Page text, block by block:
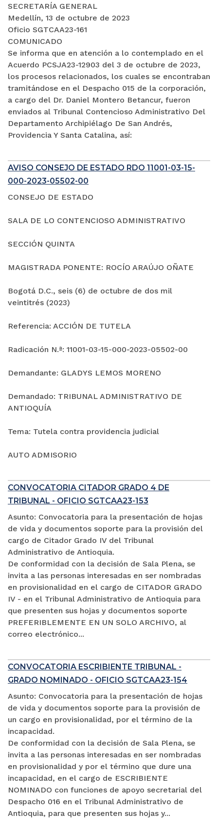
SECRETARÍA GENERAL
Medellín, 13 de octubre de 2023
Oficio SGTCAA23-161
COMUNICADO
Se informa que en atención a lo contemplado en el
Acuerdo PCSJA23-12903 del 3 de octubre de 2023,
los procesos relacionados, los cuales se encontraban
tramitándose en el Despacho 015 de la corporación,
a cargo del Dr. Daniel Montero Betancur, fueron
enviados al Tribunal Contencioso Administrativo Del
Departamento Archipiélago De San Andrés,
Providencia Y Santa Catalina, así:
AVISO CONSEJO DE ESTADO RDO 11001-03-15-
000-2023-05502-00
CONSEJO DE ESTADO
SALA DE LO CONTENCIOSO ADMINISTRATIVO
SECCIÓN QUINTA
MAGISTRADA PONENTE: ROCÍO ARAÚJO OÑATE
Bogotá D.C., seis (6) de octubre de dos mil
veintitrés (2023)
Referencia: ACCIÓN DE TUTELA
Radicación N.ª: 11001-03-15-000-2023-05502-00
Demandante: GLADYS LEMOS MORENO
Demandado: TRIBUNAL ADMINISTRATIVO DE
ANTIOQUÍA
Tema: Tutela contra providencia judicial
AUTO ADMISORIO
CONVOCATORIA CITADOR GRADO 4 DE
TRIBUNAL - OFICIO SGTCAA23-153
Asunto: Convocatoria para la presentación de hojas
de vida y documentos soporte para la provisión del
cargo de Citador Grado IV del Tribunal
Administrativo de Antioquia.
De conformidad con la decisión de Sala Plena, se
invita a las personas interesadas en ser nombradas
en provisionalidad en el cargo de CITADOR GRADO
IV - en el Tribunal Administrativo de Antioquia para
que presenten sus hojas y documentos soporte
PREFERIBLEMENTE EN UN SOLO ARCHIVO, al
correo electrónico...
CONVOCATORIA ESCRIBIENTE TRIBUNAL -
GRADO NOMINADO - OFICIO SGTCAA23-154
Asunto: Convocatoria para la presentación de hojas
de vida y documentos soporte para la provisión de
un cargo en provisionalidad, por el término de la
incapacidad.
De conformidad con la decisión de Sala Plena, se
invita a las personas interesadas en ser nombradas
en provisionalidad y por el término que dure una
incapacidad, en el cargo de ESCRIBIENTE
NOMINADO con funciones de apoyo secretarial del
Despacho 016 en el Tribunal Administrativo de
Antioquia, para que presenten sus hojas y...